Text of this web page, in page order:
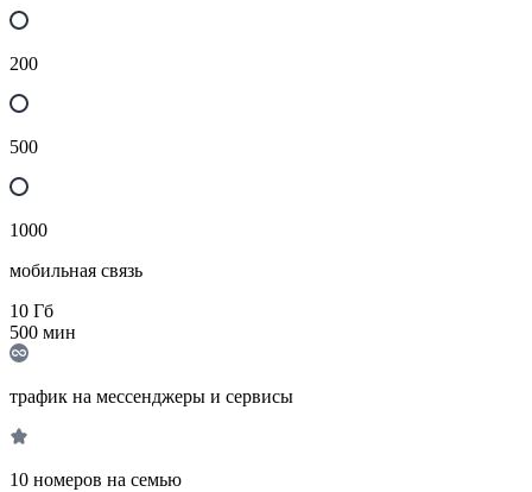
200
500
1000
мобильная связь
10 Гб
500 мин
трафик на мессенджеры и сервисы
10 номеров на семью